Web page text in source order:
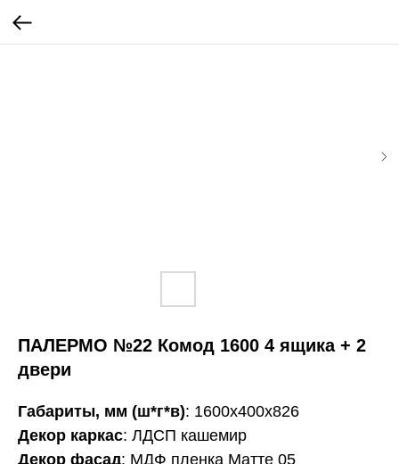
ПАЛЕРМО №22 Комод 1600 4 ящика + 2
двери
Габариты, мм (ш*г*в): 1600х400х826
Декор каркас: ЛДСП кашемир
Декор фасад: МДФ пленка Матте 05